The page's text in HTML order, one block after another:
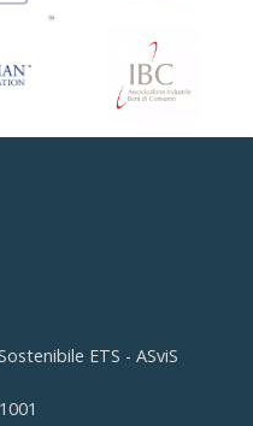
ETS - ASviS